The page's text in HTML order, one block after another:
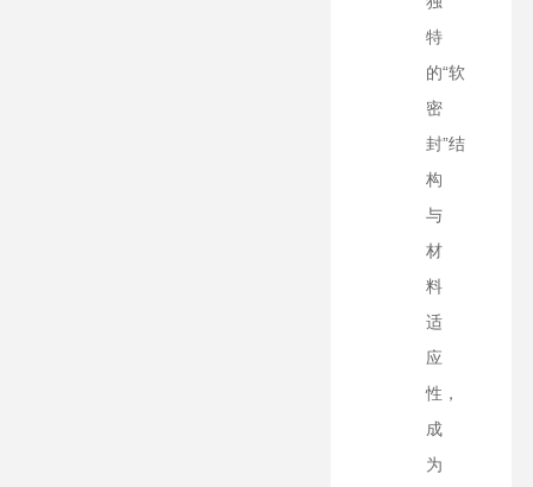
特
的“软
密
封”结
构
与
材
料
适
应
性，
成
为